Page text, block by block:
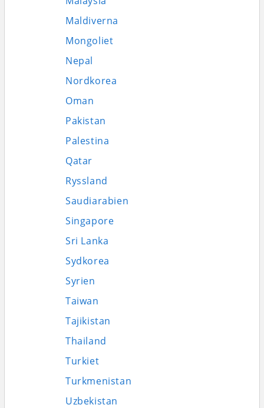
Maldiverna
Mongoliet
Nepal
Nordkorea
Oman
Pakistan
Palestina
Qatar
Ryssland
Saudiarabien
Singapore
Sri Lanka
Sydkorea
Syrien
Taiwan
Tajikistan
Thailand
Turkiet
Turkmenistan
Uzbekistan